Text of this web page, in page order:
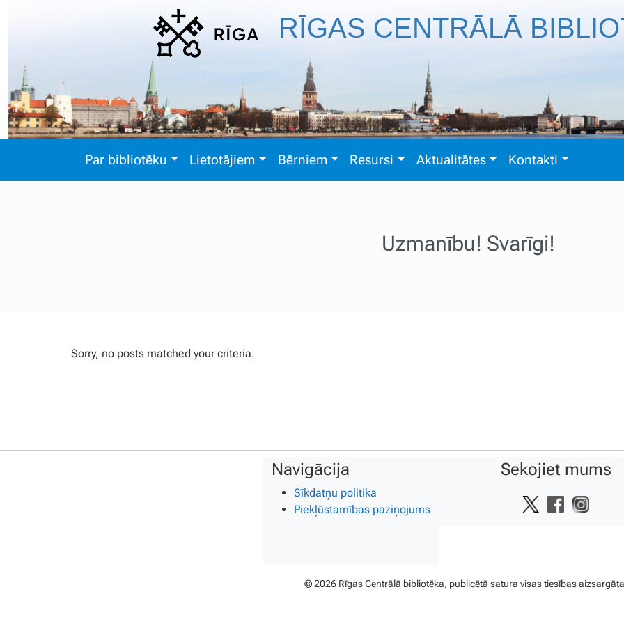
RĪGAS CENTRĀLĀ
Par bibliotēku Lietotājiem Bērniem Resursi Aktualitātes Kontakti
Uzmanību! Svarīgi!
Sorry, no posts matched your criteria.
Navigācija
Sīkdatņu politika
Piekļūstamības paziņojums
Sekojiet mums
© 2026 Rīgas Centrālā bibliotēka, publicētā satura visas tiesības